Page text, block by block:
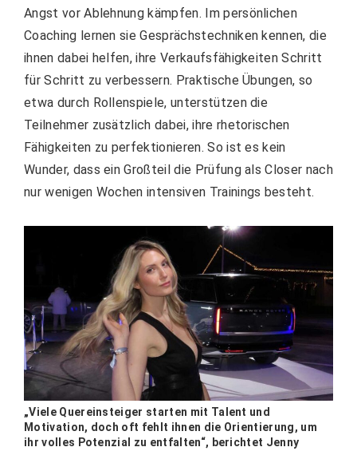
Angst vor Ablehnung kämpfen. Im persönlichen
Coaching lernen sie Gesprächstechniken kennen, die
ihnen dabei helfen, ihre Verkaufsfähigkeiten Schritt
für Schritt zu verbessern. Praktische Übungen, so
etwa durch Rollenspiele, unterstützen die
Teilnehmer zusätzlich dabei, ihre rhetorischen
Fähigkeiten zu perfektionieren. So ist es kein
Wunder, dass ein Großteil die Prüfung als Closer nach
nur wenigen Wochen intensiven Trainings besteht.
„Viele Quereinsteiger starten mit Talent und
Motivation, doch oft fehlt ihnen die Orientierung, um
ihr volles Potenzial zu entfalten“, berichtet Jenny